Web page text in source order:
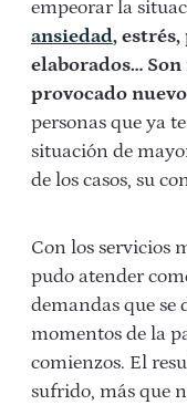
empeorar la
ansiedad,
elaborados… Son
provocado
personas que ya
situación de
de los casos, su
Con los servicios
pudo atender
demandas que se
momentos de la
comienzos. El
sufrido, más que